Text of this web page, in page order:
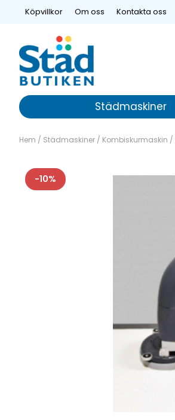
Köpvillkor Om oss Kontakta oss
Städmaskiner
Hem / Städmaskiner / Kombiskurmaskin /
10